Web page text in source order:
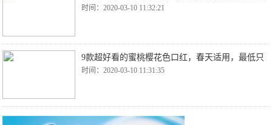
时间：2020-03-10 11:32:21
9款超好看的蜜桃樱花色口红，春天适用，最低只
时间：2020-03-10 11:31:35